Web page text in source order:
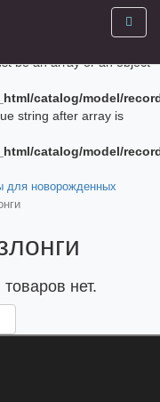
array is deprecated.
catalog/model/
be an array or an object
catalog/model/
string after array is
catalog/model/
для новорожденных
нет.